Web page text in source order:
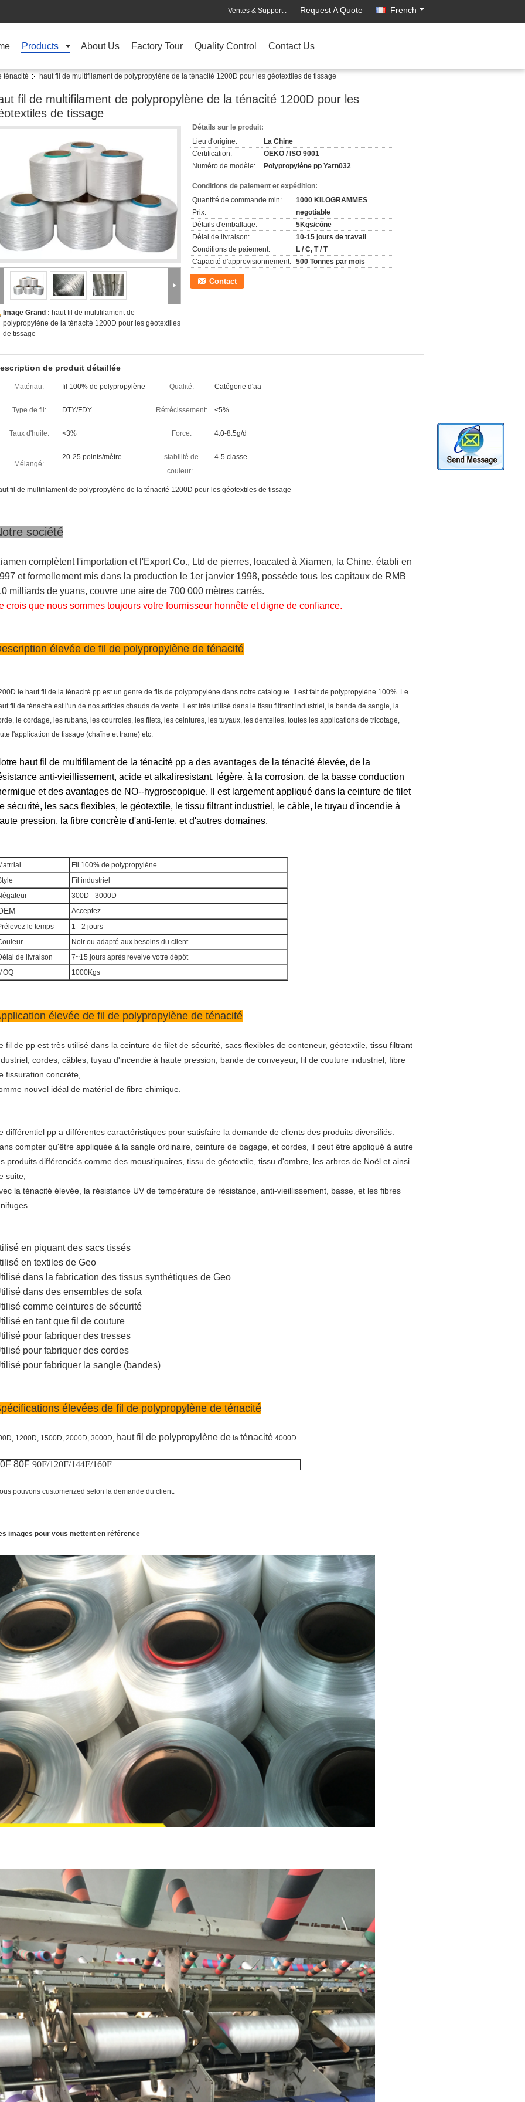
Ventes & Support : Request A Quote French
Products About Us Factory Tour Quality Control Contact Us
ténacité haut fil de multifilament de polypropylène de la ténacité 1200D pour les géotextiles de tissage
fil de multifilament de polypropylène de la ténacité 1200D pour les
de tissage
Image Grand : haut fil de multifilament de
polypropylène de la ténacité 1200D pour les géotextiles
de tissage
Détails sur le produit:
Lieu d'origine:
La Chine
Certification:
OEKO / ISO 9001
Numéro de modèle:
Polypropylène pp Yarn032
Conditions de paiement et expédition:
Quantité de commande min:
1000 KILOGRAMMES
Prix:
negotiable
Détails d'emballage:
5Kgs/cône
Délai de livraison:
10-15 jours de travail
Conditions de paiement:
L / C, T / T
Capacité d'approvisionnement: 500 Tonnes par mois
Contact
de produit détaillée
Matériau: fil 100% de polypropylène Qualité: Catégorie d'aa
Type de fil: DTY/FDY Rétrécissement: <5%
Taux d'huile: <3% Force: 4.0-8.5g/d
Mélangé:
20-25 points/mètre
stabilité de
couleur:
4-5 classe
fil de multifilament de polypropylène de la ténacité 1200D pour les géotextiles de tissage
société
complètent l'importation et l'Export Co., Ltd de pierres, loacated à Xiamen, la Chine. établi en
et formellement mis dans la production le 1er janvier 1998, possède tous les capitaux de RMB
milliards de yuans, couvre une aire de 700 000 mètres carrés.
crois que nous sommes toujours votre fournisseur honnête et digne de confiance.
élevée de fil de polypropylène de ténacité
le haut fil de la ténacité pp est un genre de fils de polypropylène dans notre catalogue. Il est fait de polypropylène 100%. Le
fil de ténacité est l'un de nos articles chauds de vente. Il est très utilisé dans le tissu filtrant industriel, la bande de sangle, la
le cordage, les rubans, les courroies, les filets, les ceintures, les tuyaux, les dentelles, toutes les applications de tricotage,
l'application de tissage (chaîne et trame) etc.
haut fil de multifilament de la ténacité pp a des avantages de la ténacité élevée, de la
anti-vieillissement, acide et alkaliresistant, légère, à la corrosion, de la basse conduction
et des avantages de NO--hygroscopique. Il est largement appliqué dans la ceinture de filet
sécurité, les sacs flexibles, le géotextile, le tissu filtrant industriel, le câble, le tuyau d'incendie à
pression, la fibre concrète d'anti-fente, et d'autres domaines.
Fil 100% de polypropylène
Fil industriel
300D - 3000D
Acceptez
le temps
1 - 2 jours
Noir ou adapté aux besoins du client
de livraison
7~15 jours après reveive votre dépôt
1000Kgs
élevée de fil de polypropylène de ténacité
fil de pp est très utilisé dans la ceinture de filet de sécurité, sacs flexibles de conteneur, géotextile, tissu filtrant
cordes, câbles, tuyau d'incendie à haute pression, bande de conveyeur, fil de couture industriel, fibre
fissuration concrète,
nouvel idéal de matériel de fibre chimique.
différentiel pp a différentes caractéristiques pour satisfaire la demande de clients des produits diversifiés.
compter qu'être appliquée à la sangle ordinaire, ceinture de bagage, et cordes, il peut être appliqué à autre
produits différenciés comme des moustiquaires, tissu de géotextile, tissu d'ombre, les arbres de Noël et ainsi
suite,
la ténacité élevée, la résistance UV de température de résistance, anti-vieillissement, basse, et les fibres
en piquant des sacs tissés
en textiles de Geo
dans la fabrication des tissus synthétiques de Geo
dans des ensembles de sofa
comme ceintures de sécurité
en tant que fil de couture
pour fabriquer des tresses
pour fabriquer des cordes
pour fabriquer la sangle (bandes)
élevées de fil de polypropylène de ténacité
1200D, 1500D, 2000D, 3000D, haut fil de polypropylène de la ténacité 4000D
80F 90F/120F/144F/160F
pouvons customerized selon la demande du client.
images pour vous mettent en référence